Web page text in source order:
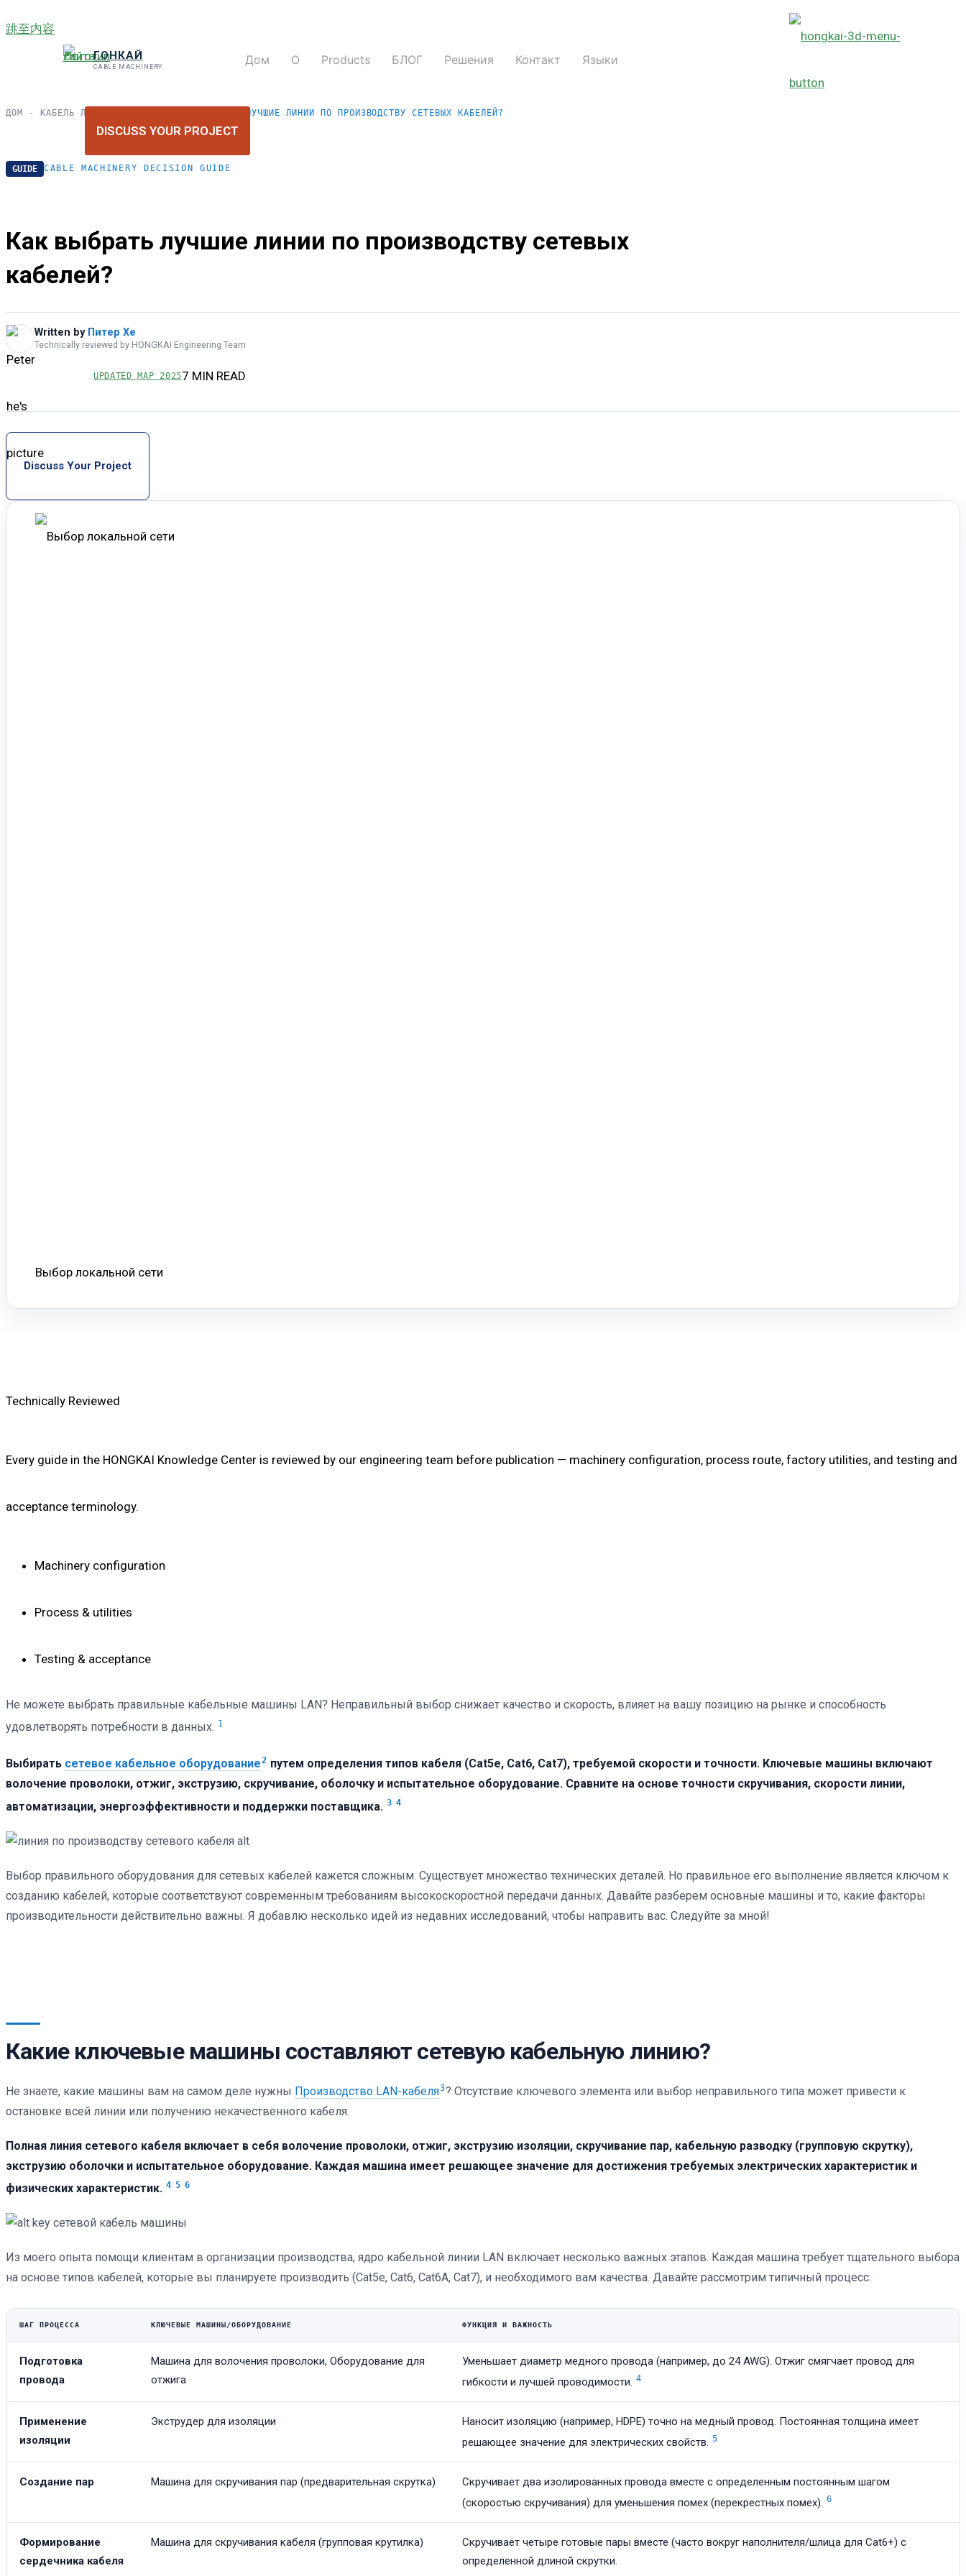
跳至内容
ГОНКАЙ
CABLE MACHINERY Дом О Products БЛОГ Решения Контакт Языки
DISCUSS YOUR PROJECT
ДОМ - КАБЕЛЬ ЛОКАЛЬНОЙ СЕТИ КАК ВЫБРАТЬ ЛУЧШИЕ ЛИНИИ ПО ПРОИЗВОДСТВУ СЕТЕВЫХ КАБЕЛЕЙ?
GUIDE CABLE MACHINERY DECISION GUIDE
Как выбрать лучшие линии по производству сетевых
кабелей?
Written by Питер Хе
Technically reviewed by HONGKAI Engineering Team
UPDATEDМАР 20257 MIN READ
Discuss Your Project
Выбор локальной сети
Technically Reviewed
Every guide in the HONGKAI Knowledge Center is reviewed by our engineering team before publication — machinery configuration, process route, factory utilities, and testing and
acceptance terminology.
Machinery configuration
Process & utilities
Testing & acceptance
Не можете выбрать правильные кабельные машины LAN? Неправильный выбор снижает качество и скорость, влияет на вашу позицию на рынке и способность
удовлетворять потребности в данных. 1
Выбирать сетевое кабельное оборудование2 путем определения типов кабеля (Cat5e, Cat6, Cat7), требуемой скорости и точности. Ключевые машины включают
волочение проволоки, отжиг, экструзию, скручивание, оболочку и испытательное оборудование. Сравните на основе точности скручивания, скорости линии,
автоматизации, энергоэффективности и поддержки поставщика. 3 4
Выбор правильного оборудования для сетевых кабелей кажется сложным. Существует множество технических деталей. Но правильное его выполнение является ключом к
созданию кабелей, которые соответствуют современным требованиям высокоскоростной передачи данных. Давайте разберем основные машины и то, какие факторы
производительности действительно важны. Я добавлю несколько идей из недавних исследований, чтобы направить вас. Следуйте за мной!
Какие ключевые машины составляют сетевую кабельную линию?
Не знаете, какие машины вам на самом деле нужны Производство LAN-кабеля3? Отсутствие ключевого элемента или выбор неправильного типа может привести к
остановке всей линии или получению некачественного кабеля.
Полная линия сетевого кабеля включает в себя волочение проволоки, отжиг, экструзию изоляции, скручивание пар, кабельную разводку (групповую скрутку),
экструзию оболочки и испытательное оборудование. Каждая машина имеет решающее значение для достижения требуемых электрических характеристик и
физических характеристик. 4 5 6
Из моего опыта помощи клиентам в организации производства, ядро кабельной линии LAN включает несколько важных этапов. Каждая машина требует тщательного выбора
на основе типов кабелей, которые вы планируете производить (Cat5e, Cat6, Cat6A, Cat7), и необходимого вам качества. Давайте рассмотрим типичный процесс:
ШАГ ПРОЦЕССА КЛЮЧЕВЫЕ МАШИНЫ/ОБОРУДОВАНИЕ ФУНКЦИЯ И ВАЖНОСТЬ
Подготовка
провода
Машина для волочения проволоки, Оборудование для
отжига
Уменьшает диаметр медного провода (например, до 24 AWG). Отжиг смягчает провод для
гибкости и лучшей проводимости. 4
Применение
изоляции
Экструдер для изоляции
Наносит изоляцию (например, HDPE) точно на медный провод. Постоянная толщина имеет
решающее значение для электрических свойств. 5
Создание пар Машина для скручивания пар (предварительная скрутка)
Скручивает два изолированных провода вместе с определенным постоянным шагом
(скоростью скручивания) для уменьшения помех (перекрестных помех). 6
Формирование
сердечника кабеля
Машина для скручивания кабеля (групповая крутилка)
Скручивает четыре готовые пары вместе (часто вокруг наполнителя/шлица для Cat6+) с
определенной длиной скрутки.